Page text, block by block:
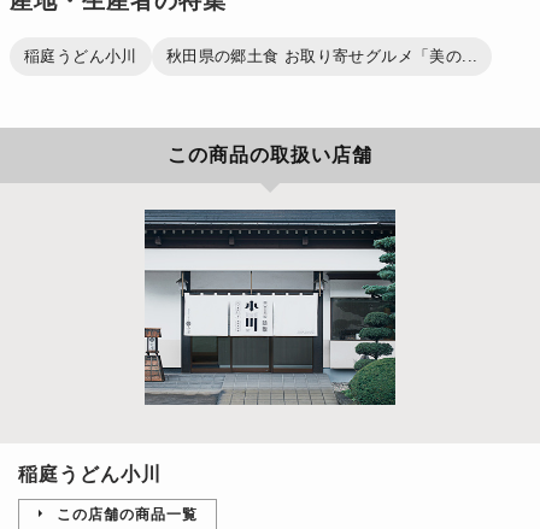
稲庭うどん小川 秋田県の郷土食 お取り寄せグルメ「美の...
この商品の取扱い店舗
稲庭うどん小川
この店舗の商品一覧